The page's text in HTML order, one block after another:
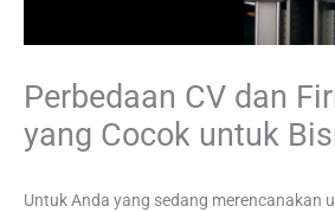
Perbedaan CV dan
yang Cocok untuk
Untuk Anda yang sedang merencanakan